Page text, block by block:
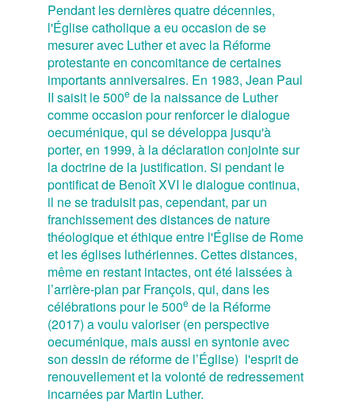
Pendant les dernières quatre décennies,
l'Église catholique a eu occasion de se
mesurer avec Luther et avec la Réforme
protestante en concomitance de certaines
importants anniversaires. En 1983, Jean Paul
II saisit le 500e de la naissance de Luther
comme occasion pour renforcer le dialogue
oecuménique, qui se développa jusqu'à
porter, en 1999, à la déclaration conjointe sur
la doctrine de la justification. Si pendant le
pontificat de Benoît XVI le dialogue continua,
il ne se traduisit pas, cependant, par un
franchissement des distances de nature
théologique et éthique entre l'Église de Rome
et les églises luthériennes. Cettes distances,
même en restant intactes, ont été laissées à
l’arrière-plan par François, qui, dans les
célébrations pour le 500e de la Réforme
(2017) a voulu valoriser (en perspective
oecuménique, mais aussi en syntonie avec
son dessin de réforme de l’Église) l'esprit de
renouvellement et la volonté de redressement
incarnées par Martin Luther.